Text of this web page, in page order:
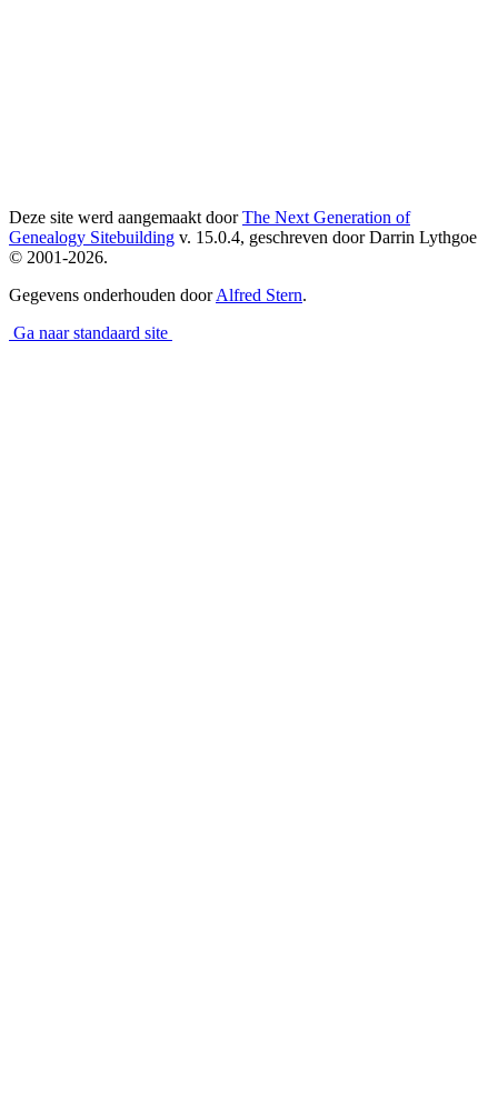
Deze site werd aangemaakt doorThe Next Generation of
Genealogy Sitebuilding v. 15.0.4, geschreven door Darrin Lythgoe
© 2001-2026.
Gegevens onderhouden doorAlfred Stern.
Ga naar standaard site